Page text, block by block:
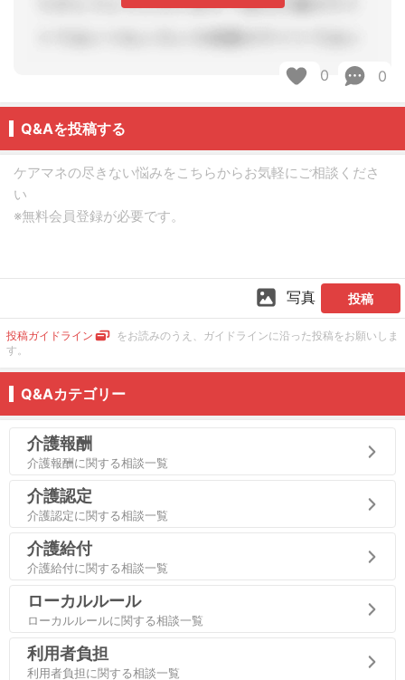
0 0
Q&Aを投稿する
写真 投稿
投稿ガイドライン
をお読みのうえ、ガイドラインに沿った投稿をお願いしま
す。
Q&Aカテゴリー
介護報酬
介護報酬に関する相談一覧
介護認定
介護認定に関する相談一覧
介護給付
介護給付に関する相談一覧
ローカルルール
ローカルルールに関する相談一覧
利用者負担
利用者負担に関する相談一覧